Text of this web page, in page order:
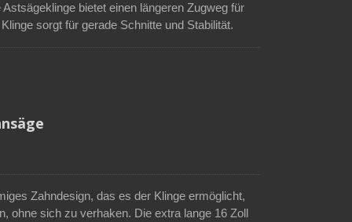
bietet einen längeren Zugweg für
sorgt für gerade Schnitte und Stabilität.
Zahndesign, das es der Klinge ermöglicht,
ohne sich zu verhaken. Die extra lange 16 Zoll